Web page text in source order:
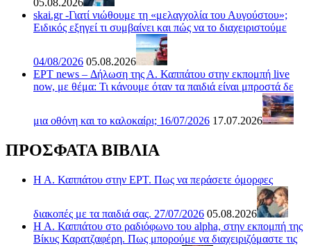
05.08.2026
skai.gr -Γιατί νιώθουμε τη «μελαγχολία του Αυγούστου»;
Ειδικός εξηγεί τι συμβαίνει και πώς να το διαχειριστούμε
04/08/2026 05.08.2026
ΕΡΤ news – Δήλωση της Α. Καππάτου στην εκπομπή live
now, με θέμα: Τι κάνουμε όταν τα παιδιά είναι μπροστά δε
μια οθόνη και το καλοκαίρι; 16/07/2026 17.07.2026
ΠΡΟΣΦΑΤΑ ΒΙΒΛΙΑ
Η Α. Καππάτου στην ΕΡΤ. Πως να περάσετε όμορφες
διακοπές με τα παιδιά σας. 27/07/2026 05.08.2026
Η Α. Καππάτου στο ραδιόφωνο του alpha, στην εκπομπή της
Βίκυς Καρατζαφέρη. Πως μπορούμε να διαχειριζόμαστε τις